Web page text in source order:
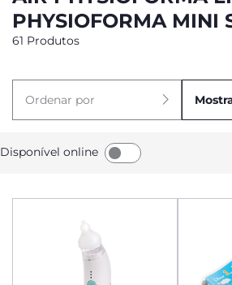
PHYSIOFORMA MINI
61 Produtos
Ordenar por
Disponível online